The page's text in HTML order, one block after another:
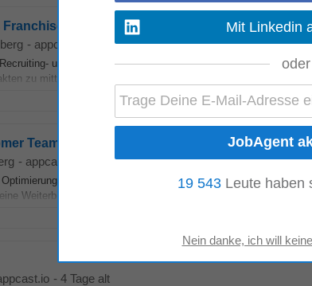
(m/w/d)
- appcast.io 2 Tage alt
und Personalberatungsunternehmen, blickt auf 20
zu mittelständischen Unternehmen...
Team (a) in St. Gallen
- appcast.io 3 Tage alt
von Geschäftsprozessen sowie Freude daran,
Weiterbildung (HF, FH oder eidg. Fachausweis...
- 4 Tage alt
Mit Linkedin
oder
19 543 Leute haben